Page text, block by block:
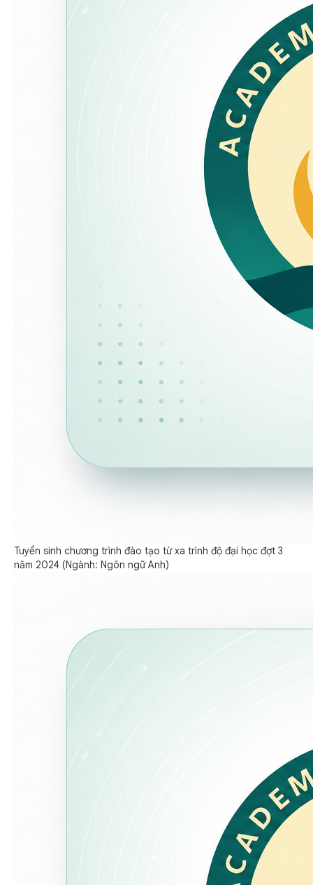
Tuyển sinh chương trình đào tạo từ xa trình độ đại học đợt 3
năm 2024 (Ngành: Ngôn ngữ Anh)